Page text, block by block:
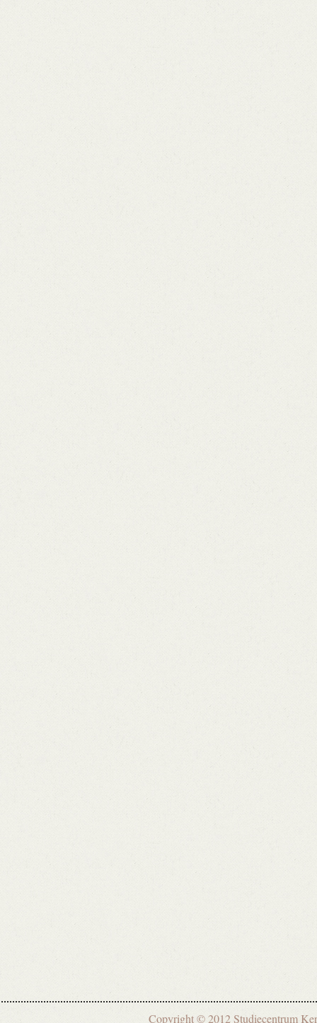
Copyright © 2012 Studiecentrum